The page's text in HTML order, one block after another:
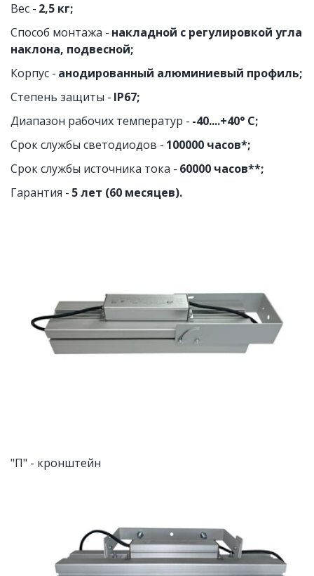
Вес - 2,5 кг;
Способ монтажа - накладной с регулировкой угла
наклона, подвесной;
Корпус - анодированный алюминиевый профиль;
Степень защиты - IP67;
Диапазон рабочих температур - -40....+40° C;
Срок службы светодиодов - 100000 часов*;
Срок службы источника тока - 60000 часов**;
Гарантия - 5 лет (60 месяцев).
"П" - кронштейн